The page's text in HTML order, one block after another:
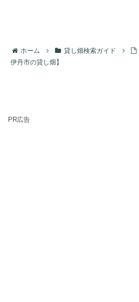
ホーム 貸し畑検索ガイド
伊丹市の貸し畑】
PR広告